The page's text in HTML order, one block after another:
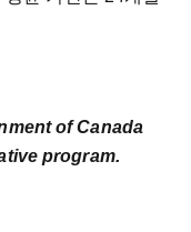
of Canada
program.